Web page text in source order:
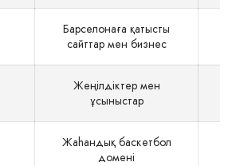
Барселонаға қатысты
сайттар мен бизнес
Жеңілдіктер мен
ұсыныстар
Жаһандық баскетбол
домені